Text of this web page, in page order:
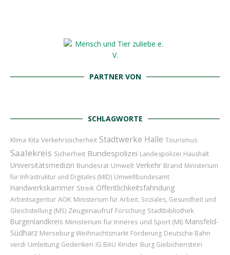
PARTNER VON
SCHLAGWORTE
Klima Kita Verkehrssicherheit Stadtwerke Halle Tourismus
Saalekreis Sicherheit Bundespolizei Landespolizei Haushalt
Universitätsmedizin Bundesrat Umwelt Verkehr Brand Ministerium
für Infrastruktur und Digitales (MID) Umweltbundesamt
Handwerkskammer Streik Öffentlichkeitsfahndung
Arbeitsagentur AOK Ministerium für Arbeit, Soziales, Gesundheit und
Gleichstellung (MS) Zeugenaufruf Forschung Stadtbibliothek
Burgenlandkreis Ministerium für Inneres und Sport (MI) Mansfeld-
Südharz Merseburg Weihnachtsmarkt Förderung Deutsche Bahn
verdi Umleitung Gedenken IG BAU Kinder Burg Giebichenstein